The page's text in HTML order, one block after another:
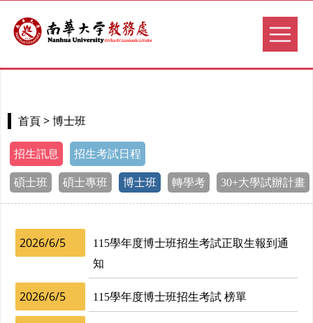
首頁 > 博士班
招生訊息 招生考試日程
碩士班 碩士專班 博士班 轉學考 30+大學試辦計畫
2026/6/5
115學年度博士班招生考試正取生報到通
知
2026/6/5 115學年度博士班招生考試 榜單